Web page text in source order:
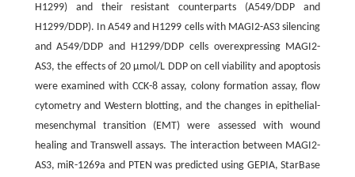
H1299) and their resistant counterparts (A549/DDP and
H1299/DDP). In A549 and H1299 cells with MAGI2-AS3 silencing
and A549/DDP and H1299/DDP cells overexpressing MAGI2-
AS3, the effects of 20 μmol/L DDP on cell viability and apoptosis
were examined with CCK-8 assay, colony formation assay, flow
cytometry and Western blotting, and the changes in epithelial-
mesenchymal transition (EMT) were assessed with wound
healing and Transwell assays. The interaction between MAGI2-
AS3, miR-1269a and PTEN was predicted using GEPIA, StarBase